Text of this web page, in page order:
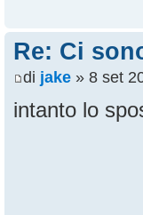
Re: Ci
di jake » 8 set
intanto lo